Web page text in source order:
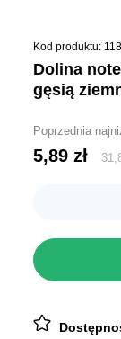
Kod produktu:
dolina noteci premium małe rasy adult z
gęsią
Poprzednia
5,89zł